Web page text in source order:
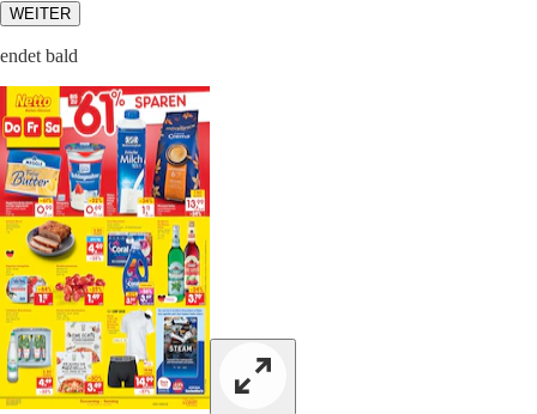
WEITER
endet bald